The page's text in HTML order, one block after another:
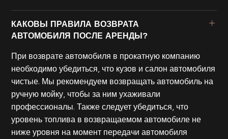
КАКОВЫ ПРАВИЛА ВОЗВРАТА
АВТОМОБИЛЯ ПОСЛЕ АРЕНДЫ?
При возврате автомобиля в прокатную компанию
необходимо убедиться, что кузов и салон автомобиля
чистые. Мы рекомендуем возвращать автомобиль на
ручную мойку, чтобы за ним ухаживали
профессионалы. Также следует убедиться, что
уровень топлива в возвращаемом автомобиле не
ниже уровня на момент передачи автомобиля